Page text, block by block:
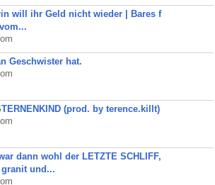
will ihr Geld nicht wieder | Bares f
Geschwister hat.
(prod. by terence.killt)
dann wohl der LETZTE SCHLIFF,
und...